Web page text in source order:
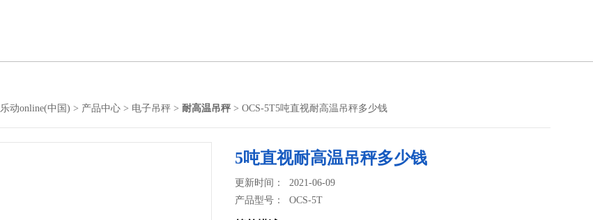
乐动online(中国) > 产品中心 > 电子吊秤 > 耐高温吊秤 > OCS-5T5吨直视耐高温吊秤多少钱
5吨直视耐高温吊秤多少钱
更新时间： 2021-06-09
产品型号：OCS-5T